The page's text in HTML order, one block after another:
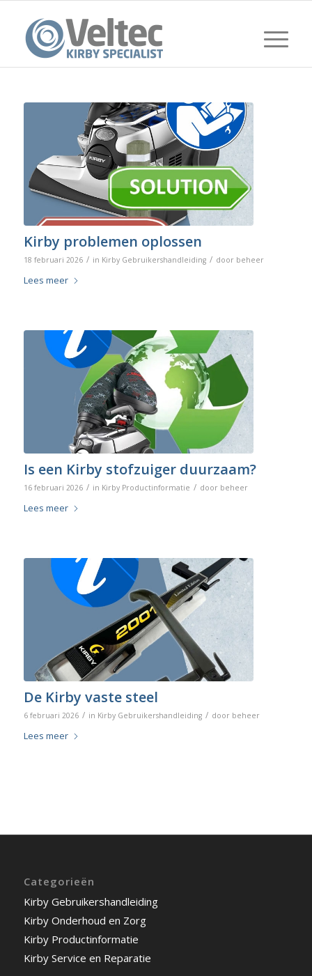
Kirby problemen oplossen
18 februari 2026 / in Kirby Gebruikershandleiding / door beheer
Lees meer
Is een Kirby stofzuiger duurzaam?
16 februari 2026 / in Kirby Productinformatie / door beheer
Lees meer
De Kirby vaste steel
6 februari 2026 / in Kirby Gebruikershandleiding / door beheer
Lees meer
Categorieën
Kirby Gebruikershandleiding
Kirby Onderhoud en Zorg
Kirby Productinformatie
Kirby Service en Reparatie